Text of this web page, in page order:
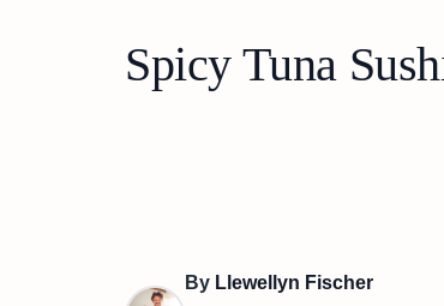
Spicy Tuna
By Llewellyn Fischer